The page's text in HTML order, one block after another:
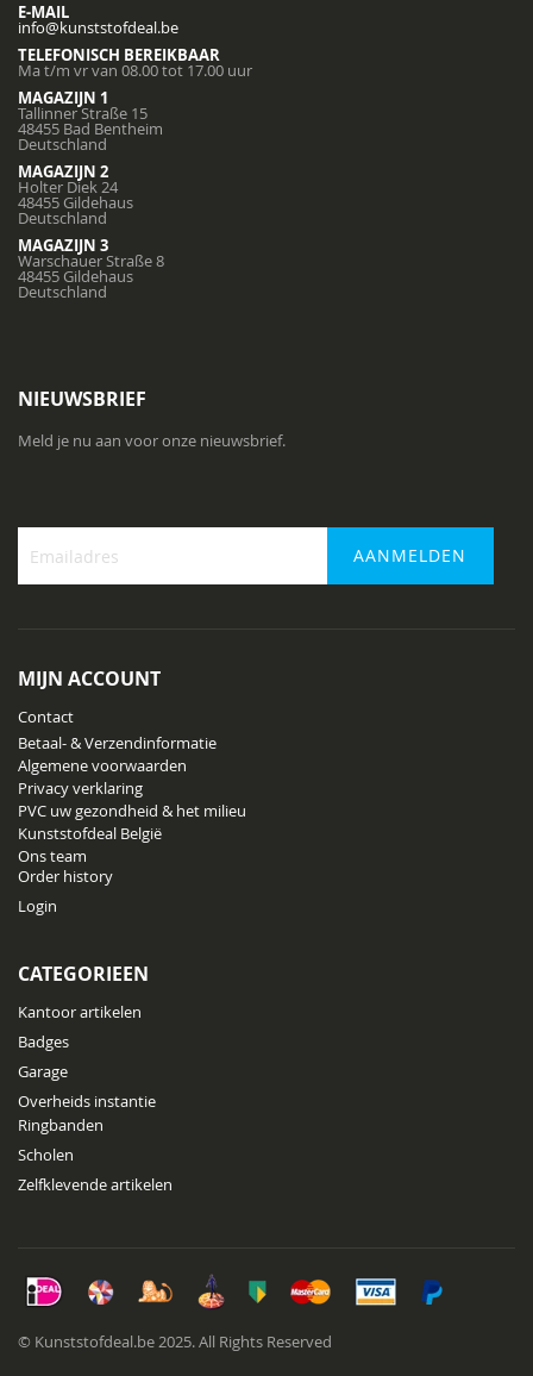
E-MAIL
info@kunststofdeal.be
TELEFONISCH BEREIKBAAR
Ma t/m vr van 08.00 tot 17.00 uur
MAGAZIJN 1
Tallinner Straße 15
48455 Bad Bentheim
Deutschland
MAGAZIJN 2
Holter Diek 24
48455 Gildehaus
Deutschland
MAGAZIJN 3
Warschauer Straße 8
48455 Gildehaus
Deutschland
NIEUWSBRIEF
Meld je nu aan voor onze nieuwsbrief.
nieuwsbrief
AANMELDEN
MIJN ACCOUNT
Contact
Betaal- & Verzendinformatie
Algemene voorwaarden
Privacy verklaring
PVC uw gezondheid & het milieu
Kunststofdeal België
Ons team
Order history
Login
CATEGORIEEN
Kantoor artikelen
Badges
Garage
Overheids instantie
Ringbanden
Scholen
Zelfklevende artikelen
© Kunststofdeal.be 2025. All Rights Reserved